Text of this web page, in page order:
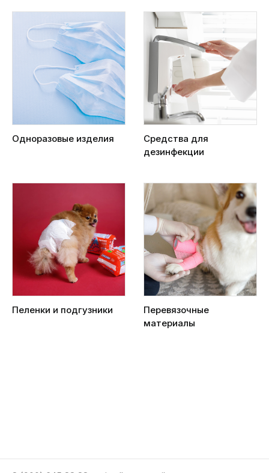
Одноразовые изделия
Средства для
дезинфекции
Пеленки и подгузники
Перевязочные
материалы